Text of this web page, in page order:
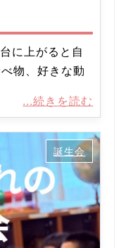
に上がると自
物、好きな動
...続きを読む
誕生会